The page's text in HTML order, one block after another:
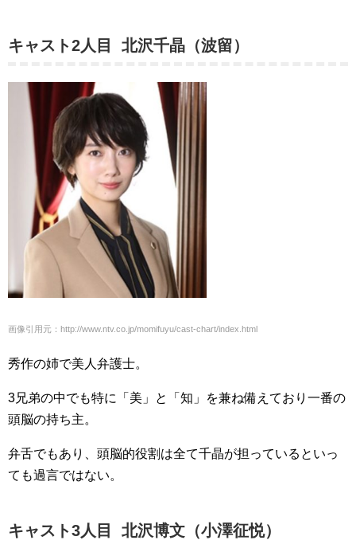
キャスト2人目 北沢千晶（波留）
画像引用元：http://www.ntv.co.jp/momifuyu/cast-chart/index.html
秀作の姉で美人弁護士。
3兄弟の中でも特に「美」と「知」を兼ね備えており一番の
頭脳の持ち主。
弁舌でもあり、頭脳的役割は全て千晶が担っているといっ
ても過言ではない。
キャスト3人目 北沢博文（小澤征悦）